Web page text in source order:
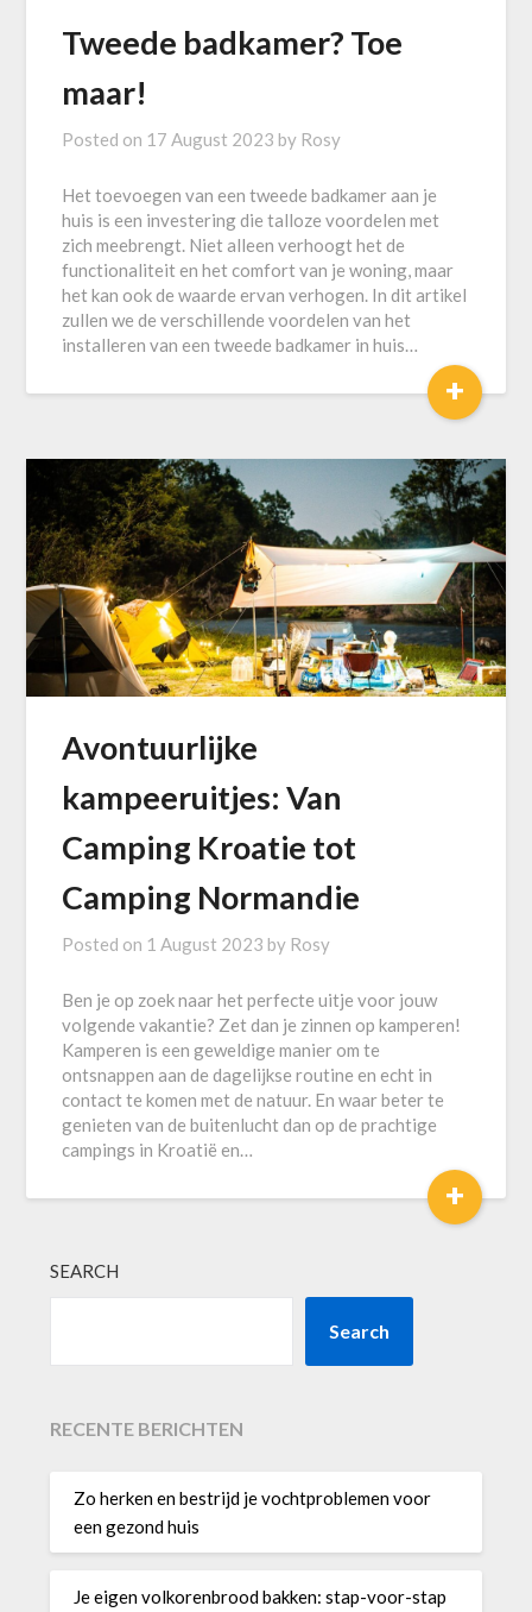
Tweede badkamer? Toe
maar!
Posted on 17 August 2023 by Rosy
Het toevoegen van een tweede badkamer aan je
huis is een investering die talloze voordelen met
zich meebrengt. Niet alleen verhoogt het de
functionaliteit en het comfort van je woning, maar
het kan ook de waarde ervan verhogen. In dit artikel
zullen we de verschillende voordelen van het
installeren van een tweede badkamer in huis…
+
Avontuurlijke
kampeeruitjes: Van
Camping Kroatie tot
Camping Normandie
Posted on 1 August 2023 by Rosy
Ben je op zoek naar het perfecte uitje voor jouw
volgende vakantie? Zet dan je zinnen op kamperen!
Kamperen is een geweldige manier om te
ontsnappen aan de dagelijkse routine en echt in
contact te komen met de natuur. En waar beter te
genieten van de buitenlucht dan op de prachtige
campings in Kroatië en…
+
SEARCH
Search
RECENTE BERICHTEN
Zo herken en bestrijd je vochtproblemen voor
een gezond huis
Je eigen volkorenbrood bakken: stap-voor-stap